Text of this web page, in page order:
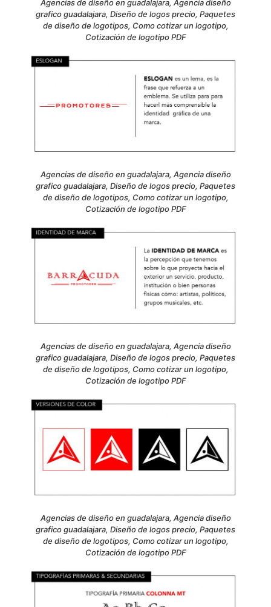
Agencias de diseño en guadalajara, Agencia diseño
grafico guadalajara, Diseño de logos precio, Paquetes
de diseño de logotipos, Como cotizar un logotipo,
Cotización de logotipo PDF
Agencias de diseño en guadalajara, Agencia diseño
grafico guadalajara, Diseño de logos precio, Paquetes
de diseño de logotipos, Como cotizar un logotipo,
Cotización de logotipo PDF
Agencias de diseño en guadalajara, Agencia diseño
grafico guadalajara, Diseño de logos precio, Paquetes
de diseño de logotipos, Como cotizar un logotipo,
Cotización de logotipo PDF
Agencias de diseño en guadalajara, Agencia diseño
grafico guadalajara, Diseño de logos precio, Paquetes
de diseño de logotipos, Como cotizar un logotipo,
Cotización de logotipo PDF